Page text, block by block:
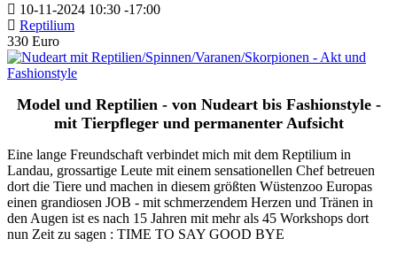
10-11-2024 10:30 -17:00
Reptilium
330 Euro
Model und Reptilien - von Nudeart bis Fashionstyle -
mit Tierpfleger und permanenter Aufsicht
Eine lange Freundschaft verbindet mich mit dem Reptilium in
Landau, grossartige Leute mit einem sensationellen Chef betreuen
dort die Tiere und machen in diesem größten Wüstenzoo Europas
einen grandiosen JOB - mit schmerzendem Herzen und Tränen in
den Augen ist es nach 15 Jahren mit mehr als 45 Workshops dort
nun Zeit zu sagen : TIME TO SAY GOOD BYE